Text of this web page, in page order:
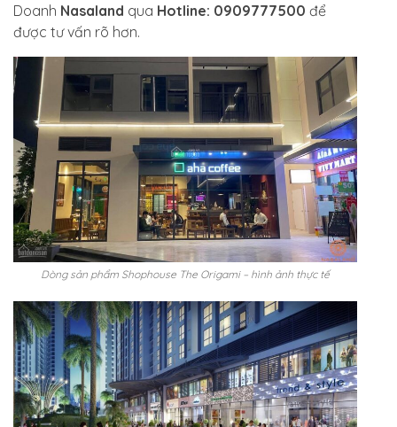
Doanh Nasaland qua Hotline: 0909777500 để
được tư vấn rõ hơn.
Dòng sản phẩm Shophouse The Origami – hình ảnh thực tế